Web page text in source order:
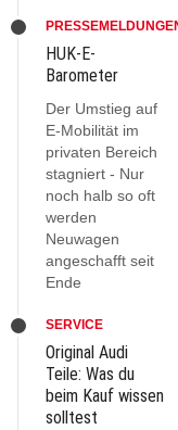
HUK-E-
Barometer
Der Umstieg auf
E-Mobilität im
privaten Bereich
stagniert - Nur
noch halb so oft
werden
Neuwagen
angeschafft seit
Ende
SERVICE
Original Audi
Teile: Was du
beim Kauf wissen
solltest